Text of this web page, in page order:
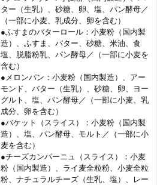
ター（生乳）、砂糖、卵、塩、パン酵母／
（一部に小麦、乳成分、卵を含む）
●ふすまのバターロール：小麦粉（国内製
造）、ふすま、バター、砂糖、米油、食
塩、脱脂粉乳、パン酵母／（一部に小麦を
含む）
●メロンパン：小麦粉（国内製造）、アー
モンド、バター（生乳）、砂糖、卵、ヨー
グルト、塩、パン酵母／（一部に小麦、乳
成分、卵を含む）
●バケット（スライス）：小麦粉（国内製
造）、塩、パン酵母、モルト／（一部に小
麦を含む）
●チーズカンパーニュ（スライス）：小麦
粉（国内製造）、ライ麦全粒粉、小麦全粒
粉、ナチュラルチーズ（生乳、塩）、レー